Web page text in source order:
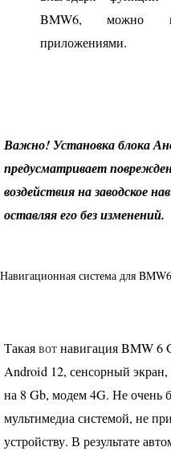
BMW6, можно
приложениями.
Важно! Установка блока
предусматривает
воздействия на заводское
оставляя его без изменений.
Навигационная система для
ТакаявотнавигацияBMW6
Android 12, сенсорный
на 8 Gb, модем 4G. Не очень
мультимедиа системой, не
устройству. В результате